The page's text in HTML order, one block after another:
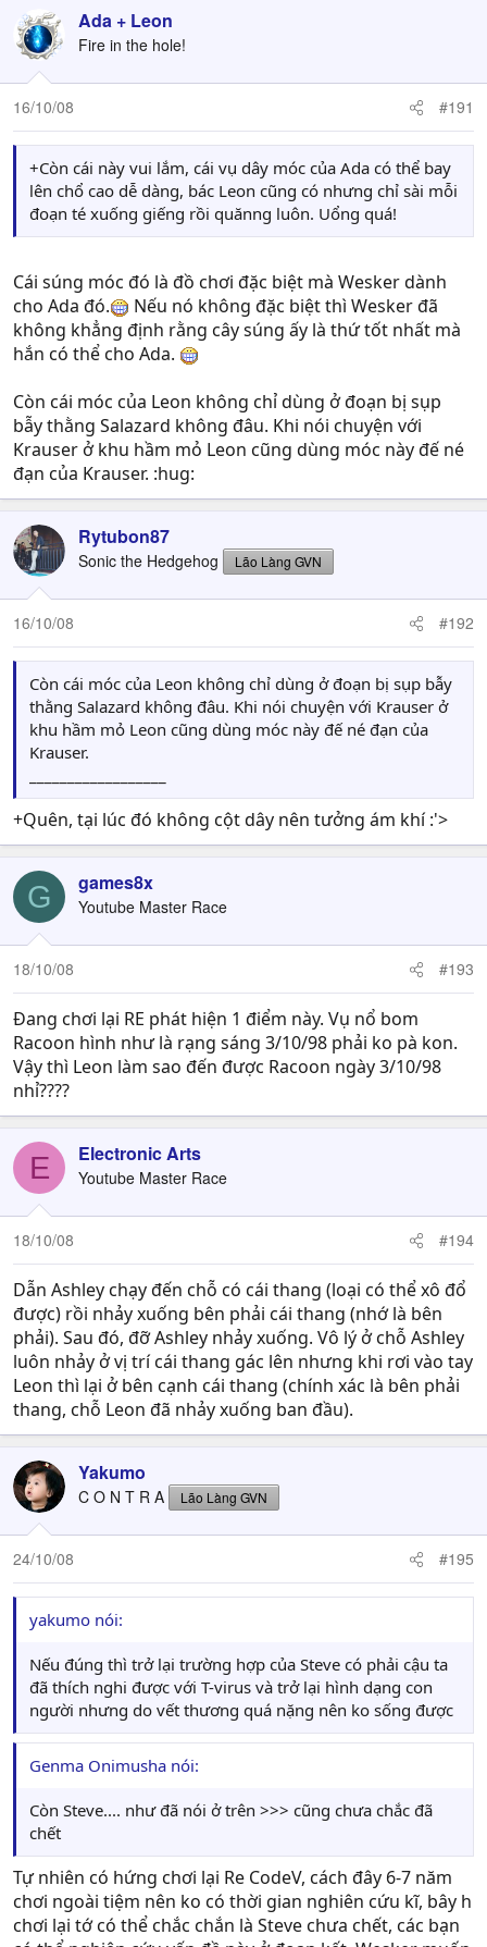
Ada + Leon
Fire in the hole!
16/10/08 #191
+Còn cái này vui lắm, cái vụ dây móc của Ada có thể bay
lên chổ cao dễ dàng, bác Leon cũng có nhưng chỉ sài mỗi
đoạn té xuống giếng rồi quănng luôn. Uổng quá!
Cái súng móc đó là đồ chơi đặc biệt mà Wesker dành
cho Ada đó.
Nếu nó không đặc biệt thì Wesker đã
không khẳng định rằng cây súng ấy là thứ tốt nhất mà
hắn có thể cho Ada.
Còn cái móc của Leon không chỉ dùng ở đoạn bị sụp
bẫy thằng Salazard không đâu. Khi nói chuyện với
Krauser ở khu hầm mỏ Leon cũng dùng móc này đế né
đạn của Krauser. :hug:
Rytubon87
Sonic the Hedgehog Lão Làng GVN
16/10/08 #192
Còn cái móc của Leon không chỉ dùng ở đoạn bị sụp bẫy
thằng Salazard không đâu. Khi nói chuyện với Krauser ở
khu hầm mỏ Leon cũng dùng móc này đế né đạn của
Krauser.
+Quên, tại lúc đó không cột dây nên tưởng ám khí :'>
G games8x
Youtube Master Race
18/10/08 #193
Đang chơi lại RE phát hiện 1 điểm này. Vụ nổ bom
Racoon hình như là rạng sáng 3/10/98 phải ko pà kon.
Vậy thì Leon làm sao đến được Racoon ngày 3/10/98
nhỉ????
E Electronic Arts
Youtube Master Race
18/10/08 #194
Dẫn Ashley chạy đến chỗ có cái thang (loại có thể xô đổ
được) rồi nhảy xuống bên phải cái thang (nhớ là bên
phải). Sau đó, đỡ Ashley nhảy xuống. Vô lý ở chỗ Ashley
luôn nhảy ở vị trí cái thang gác lên nhưng khi rơi vào tay
Leon thì lại ở bên cạnh cái thang (chính xác là bên phải
thang, chỗ Leon đã nhảy xuống ban đầu).
Yakumo
C O N T R A Lão Làng GVN
24/10/08 #195
yakumo nói:
Nếu đúng thì trở lại trường hợp của Steve có phải cậu ta
đã thích nghi được với T-virus và trở lại hình dạng con
người nhưng do vết thương quá nặng nên ko sống được
Genma Onimusha nói:
Còn Steve.... như đã nói ở trên >>> cũng chưa chắc đã
chết
Tự nhiên có hứng chơi lại Re CodeV, cách đây 6-7 năm
chơi ngoài tiệm nên ko có thời gian nghiên cứu kĩ, bây h
chơi lại tớ có thể chắc chắn là Steve chưa chết, các bạn